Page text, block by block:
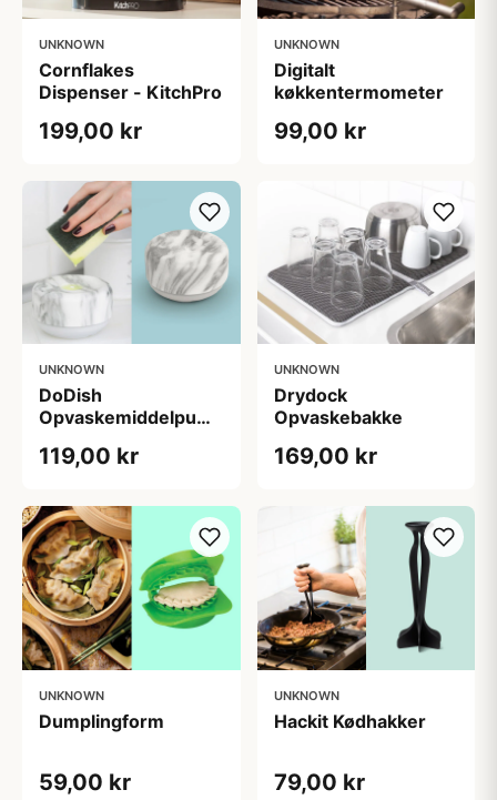
UNKNOWN
Cornflakes
Dispenser - KitchPro
199,00 kr
UNKNOWN
Digitalt
køkkentermometer
99,00 kr
UNKNOWN
DoDish
Opvaskemiddelpumpe
119,00 kr
UNKNOWN
Drydock
Opvaskebakke
169,00 kr
UNKNOWN
Dumplingform
59,00 kr
UNKNOWN
Hackit Kødhakker
79,00 kr